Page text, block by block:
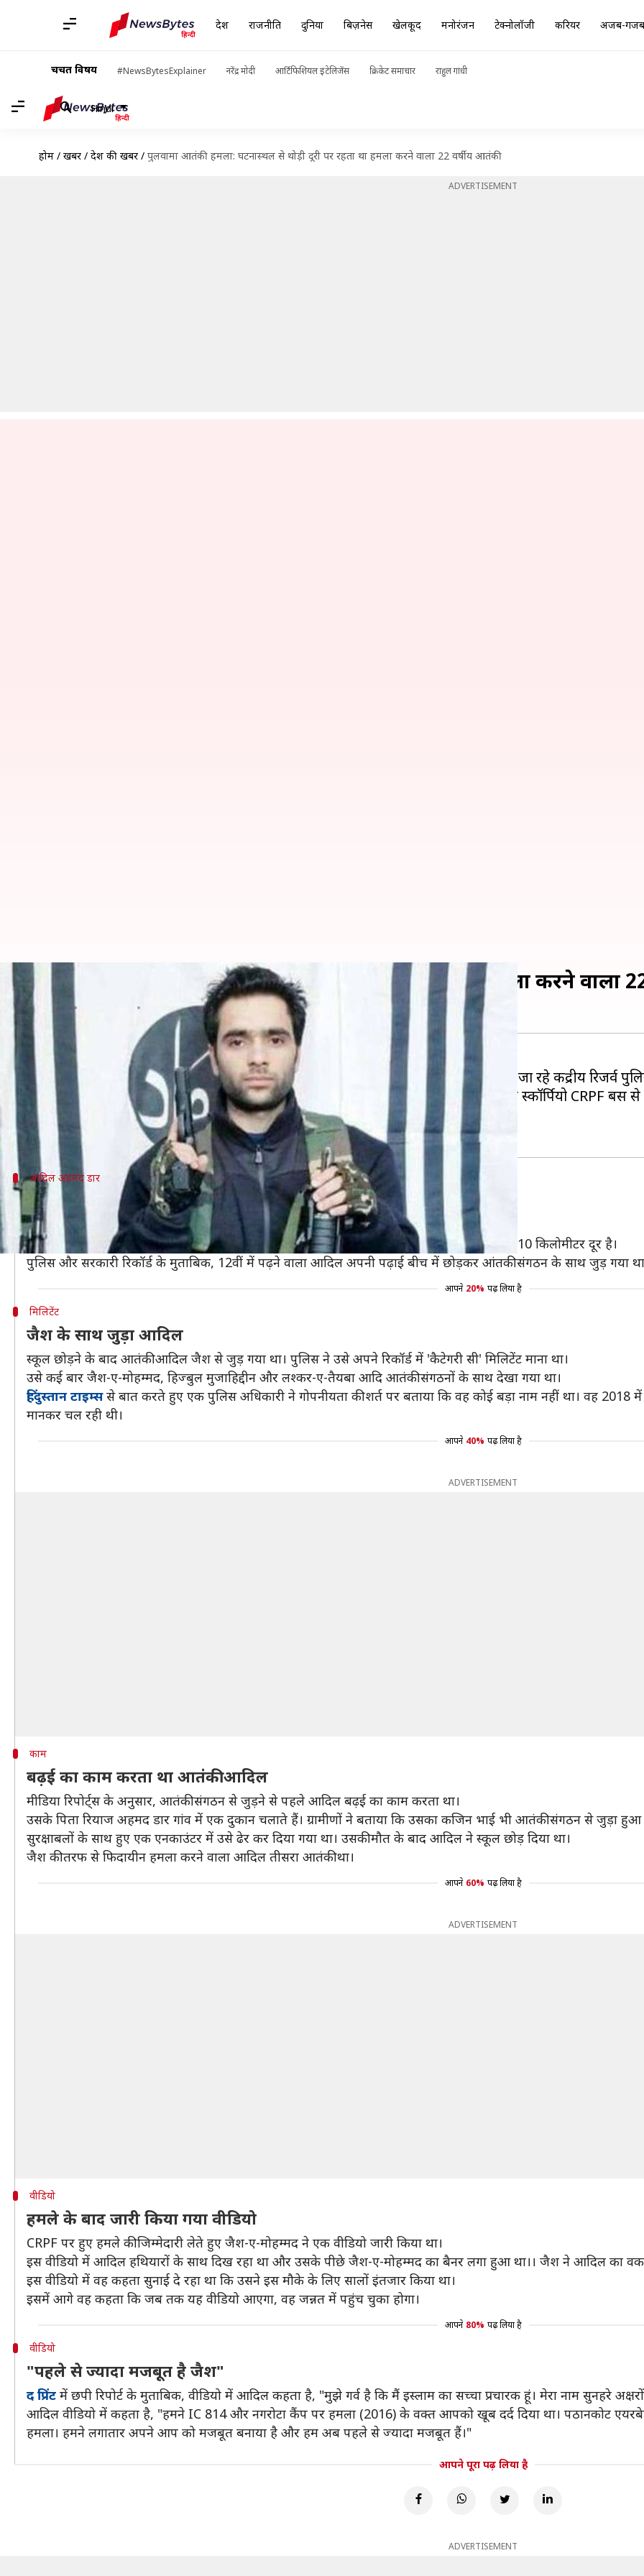
देश राजनीति दुनिया बिज़नेस खेलकूद मनोरंजन टेक्नोलॉजी करियर अजब-गजब
चर्चित विषय #NewsBytesExplainer नरेंद्र मोदी आर्टिफिशियल इंटेलिजेंस क्रिकेट समाचार राहुल गांधी
Hindi
होम / खबरें / देश की खबरें / पुलवामा आतंकी हमला: घटनास्थल से थोड़ी दूरी पर रहता था हमला करने वाला 22 वर्षीय आतंकी
ADVERTISEMENT
पुलवामा आतंकी हमला: घटनास्थल से थोड़ी दूरी पर रहता था हमला करने वाला
लेखन प्रमोद कुमार 01:46 pm
क्या है खबर?
पुलवामा में गुरुवार को तीन दशक का सबसे बड़ा आतंकी हमला हुआ। आतंकियों ने जम्मू से श्रीनगर जा रहे केंद्रीय रिजर्व
इस हमले को अंजाम देने वाले आंतकी का नाम आदिल अहमद डार था। आदिल ने विस्फोटकों से भरी स्कॉर्पियो CRPF बस से
इस हमले में 40 से ज्यादा CRPF जवान शहीद गए हैं।
आदिल अहमद डार
स्कूल ड्रॉपआउट था आतंकी आदिल
इस कायराना हरकत को अंजाम देने वाले आदिल की उम्र 22 साल थी।
वह दक्षिण कश्मीर के पुलवामा जिले के गुंडीबाग गांव का रहने वाला था। यह गांव हमले की जगह से लगभग 10 किलोमीटर दूर है।
पुलिस और सरकारी रिकॉर्ड के मुताबिक, 12वीं में पढ़ने वाला आदिल अपनी पढ़ाई बीच में छोड़कर आंतकी संगठन के साथ जुड़ गया
आपने 20% पढ़ लिया है
मिलिटेंट
जैश के साथ जुड़ा आदिल
स्कूल छोड़ने के बाद आतंकी आदिल जैश से जुड़ गया था। पुलिस ने उसे अपने रिकॉर्ड में 'कैटेगरी सी' मिलिटेंट माना था।
उसे कई बार जैश-ए-मोहम्मद, हिज्बुल मुजाहिद्दीन और लश्कर-ए-तैयबा आदि आतंकी संगठनों के साथ देखा गया था।
हिंदुस्तान टाइम्ससे बात करते हुए एक पुलिस अधिकारी ने गोपनीयता की शर्त पर बताया कि वह कोई बड़ा नाम नहीं था। वह 2018
मानकर चल रही थी।
आपने 40% पढ़ लिया है
ADVERTISEMENT
काम
बढ़ई का काम करता था आतंकी आदिल
मीडिया रिपोर्ट्स के अनुसार, आतंकी संगठन से जुड़ने से पहले आदिल बढ़ई का काम करता था।
उसके पिता रियाज अहमद डार गांव में एक दुकान चलाते हैं। ग्रामीणों ने बताया कि उसका कजिन भाई भी आतंकी संगठन से जुड़ा हुआ
सुरक्षाबलों के साथ हुए एक एनकाउंटर में उसे ढेर कर दिया गया था। उसकी मौत के बाद आदिल ने स्कूल छोड़ दिया था।
जैश की तरफ से फिदायीन हमला करने वाला आदिल तीसरा आतंकी था।
आपने 60% पढ़ लिया है
ADVERTISEMENT
वीडियो
हमले के बाद जारी किया गया वीडियो
CRPF पर हुए हमले की जिम्मेदारी लेते हुए जैश-ए-मोहम्मद ने एक वीडियो जारी किया था।
इस वीडियो में आदिल हथियारों के साथ दिख रहा था और उसके पीछे जैश-ए-मोहम्मद का बैनर लगा हुआ था।। जैश ने आदिल का
इस वीडियो में वह कहता सुनाई दे रहा था कि उसने इस मौके के लिए सालों इंतजार किया था।
इसमें आगे वह कहता कि जब तक यह वीडियो आएगा, वह जन्नत में पहुंच चुका होगा।
आपने 80% पढ़ लिया है
वीडियो
"पहले से ज्यादा मजबूत है जैश"
द प्रिंट में छपी रिपोर्ट के मुताबिक, वीडियो में आदिल कहता है, "मुझे गर्व है कि मैं इस्लाम का सच्चा प्रचारक हूं। मेरा नाम सुनहरे
आदिल वीडियो में कहता है, "हमने IC 814 और नगरोटा कैंप पर हमला (2016) के वक्त आपको खूब दर्द दिया था। पठानकोट
हमला। हमने लगातार अपने आप को मजबूत बनाया है और हम अब पहले से ज्यादा मजबूत हैं।"
आपने पूरा पढ़ लिया है
ADVERTISEMENT